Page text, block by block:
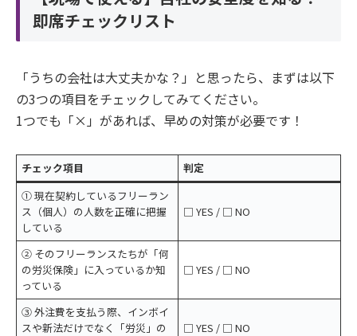
即席チェックリスト
「うちの会社は大丈夫かな？」と思ったら、まずは以下
の3つの項目をチェックしてみてください。
1つでも「×」があれば、早めの対策が必要です！
チェック項目
判定
① 現在契約しているフリーラン
ス（個人）の人数を正確に把握
している
□ YES / □ NO
② そのフリーランスたちが「何
の労災保険」に入っているか知
っている
□ YES / □ NO
③ 外注費を支払う際、インボイ
スや新法だけでなく「労災」の
□ YES / □ NO